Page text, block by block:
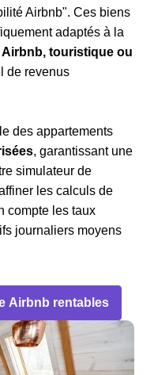
Airbnb". Ces biens
adaptés à la
touristique ou
de revenus
des appartements
, garantissant une
simulateur de
les calculs de
compte les taux
journaliers moyens
Airbnb rentables